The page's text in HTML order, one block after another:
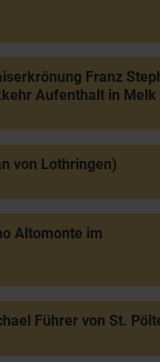
Franz
Aufenthalt in
von Lothringen)
Altomonte im
Führer von St.